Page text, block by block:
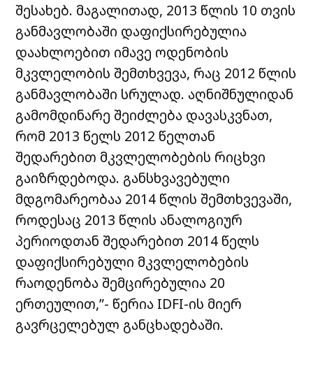
შესახებ. მაგალითად, 2013 წლის 10 თვის
განმავლობაში დაფიქსირებულია
დაახლოებით იმავე ოდენობის
მკვლელობის შემთხვევა, რაც 2012 წლის
განმავლობაში სრულად. აღნიშნულიდან
გამომდინარე შეიძლება დავასკვნათ,
რომ 2013 წელს 2012 წელთან
შედარებით მკვლელობების რიცხვი
გაიზრდებოდა. განსხვავებული
მდგომარეობაა 2014 წლის შემთხვევაში,
როდესაც 2013 წლის ანალოგიურ
პერიოდთან შედარებით 2014 წელს
დაფიქსირებული მკვლელობების
რაოდენობა შემცირებულია 20
ერთეულით,”- წერია IDFI-ის მიერ
გავრცელებულ განცხადებაში.